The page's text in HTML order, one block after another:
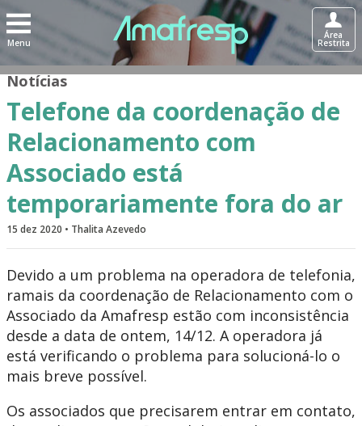
Menu
Área
Restrita
Notícias
Telefone da coordenação de
Relacionamento com
Associado está
temporariamente fora do ar
15 dez 2020 • Thalita Azevedo
Devido a um problema na operadora de telefonia,
ramais da coordenação de Relacionamento com o
Associado da Amafresp estão com inconsistência
desde a data de ontem, 14/12. A operadora já
está verificando o problema para solucioná-lo o
mais breve possível.
Os associados que precisarem entrar em contato,